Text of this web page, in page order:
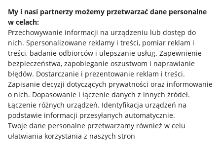
My i nasi partnerzy możemy przetwarzać dane personalne
w celach:
Przechowywanie informacji na urządzeniu lub dostęp do
nich. Spersonalizowane reklamy i treści, pomiar reklam i
treści, badanie odbiorców i ulepszanie usług. Zapewnienie
bezpieczeństwa, zapobieganie oszustwom i naprawianie
błędów. Dostarczanie i prezentowanie reklam i treści.
Zapisanie decyzji dotyczących prywatności oraz informowanie
o nich. Dopasowanie i łączenie danych z innych źródeł.
Łączenie różnych urządzeń. Identyfikacja urządzeń na
podstawie informacji przesyłanych automatycznie.
Twoje dane personalne przetwarzamy również w celu
ułatwiania korzystania z naszych stron
Allegro Gadane dla kupujących
Mapa miejscowości
Informacje prawne
Regulamin
Polityka plików "cookies"
Ustawienia plików "cookies"
Udostępnianie lokalizacji